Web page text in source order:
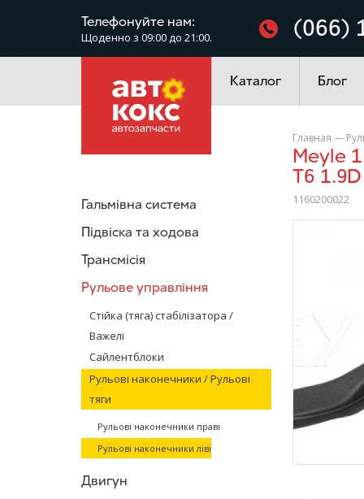
Телефонуйте нам:
Щоденно з 09:00 до 21:00. (066)
Каталог
Електроустаткування
Блог
Гальмівна система
Підвіска та ходова
Трансмісія
Рульове управління
Стійка (тяга) стабілізатора /
Важелі
Сайлентблоки
Рульові наконечники / Рульові
тяги
Рульові наконечники праві
Рульові наконечники ліві
Двигун
Главная —
Meyle 1160200022 Рульовий наконечник лівий VW Transporter
T6 1.9D
1160200022